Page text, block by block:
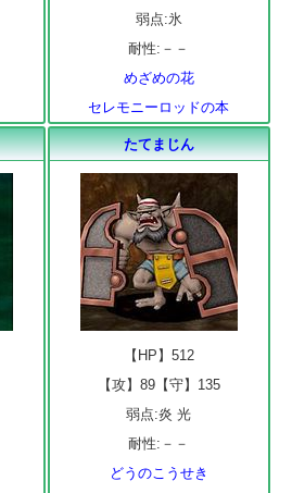
弱点:氷
耐性:－－
めざめの花
セレモニーロッドの本
たてまじん
【HP】512
【攻】89【守】135
弱点:炎 光
耐性:－－
どうのこうせき